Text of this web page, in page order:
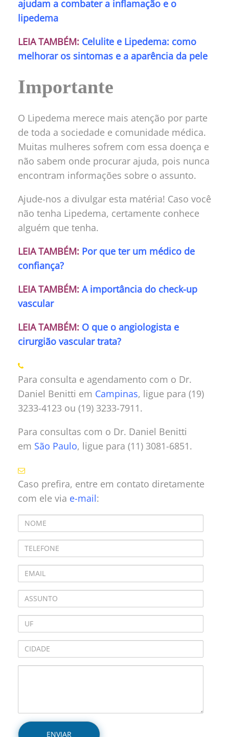
ajudam a combater a inflamação e o
lipedema
LEIA TAMBÉM: Celulite e Lipedema: como
melhorar os sintomas e a aparência da pele
Importante
O Lipedema merece mais atenção por parte
de toda a sociedade e comunidade médica.
Muitas mulheres sofrem com essa doença e
não sabem onde procurar ajuda, pois nunca
encontram informações sobre o assunto.
Ajude-nos a divulgar esta matéria! Caso você
não tenha Lipedema, certamente conhece
alguém que tenha.
LEIA TAMBÉM: Por que ter um médico de
confiança?
LEIA TAMBÉM: A importância do check-up
vascular
LEIA TAMBÉM: O que o angiologista e
cirurgião vascular trata?
Para consulta e agendamento com o Dr.
Daniel Benitti em Campinas, ligue para (19)
3233-4123 ou (19) 3233-7911.
Para consultas com o Dr. Daniel Benitti
em São Paulo, ligue para (11) 3081-6851.
Caso prefira, entre em contato diretamente
com ele via e-mail: